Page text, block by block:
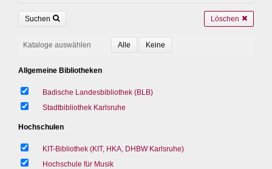
Suchen Löschen
Kataloge auswählen
Allgemeine Bibliotheken
Badische Landesbibliothek (BLB)
Stadtbibliothek Karlsruhe
Hochschulen
KIT-Bibliothek (KIT, HKA, DHBW Karlsruhe)
Hochschule für Musik